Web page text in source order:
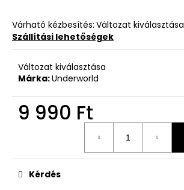
Várható kézbesítés: Változat kiválasztása
Szállítási lehetőségek
Változat kiválasztása
Márka:Underworld
9 990 Ft
Kérdés